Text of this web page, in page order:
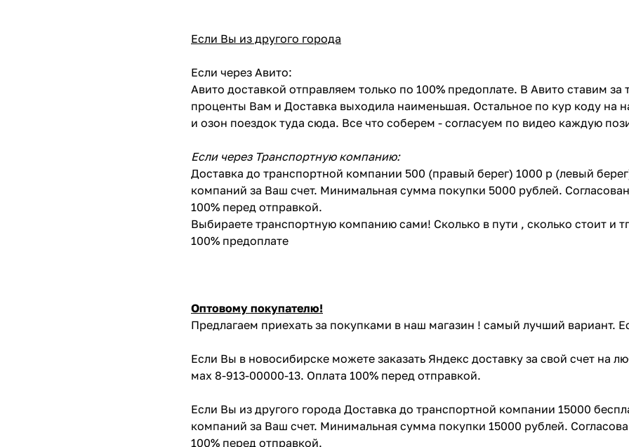
Если Вы из другого города
Если через Авито:
Авито доставкой отправляем только по 100% предоплате. В Авито ставим
проценты Вам и Доставка выходила наименьшая. Остальное по кур коду
и озон поездок туда сюда. Все что соберем - согласуем по видео каждую
Если через Транспортную компанию:
Доставка до транспортной компании 500 (правый берег) 1000 р (левый
компаний за Ваш счет. Минимальная сумма покупки 5000 рублей.
100% перед отправкой.
Выбираете транспортную компанию сами! Сколько в пути , сколько стоит и
100% предоплате
Оптовому покупателю!
Предлагаем приехать за покупками в наш магазин ! самый лучший вариант.
Если Вы в новосибирске можете заказать Яндекс доставку за свой счет на
мах 8-913-00000-13. Оплата 100% перед отправкой.
Если Вы из другого города Доставка до транспортной компании 15000
компаний за Ваш счет. Минимальная сумма покупки 15000 рублей.
100% перед отправкой.